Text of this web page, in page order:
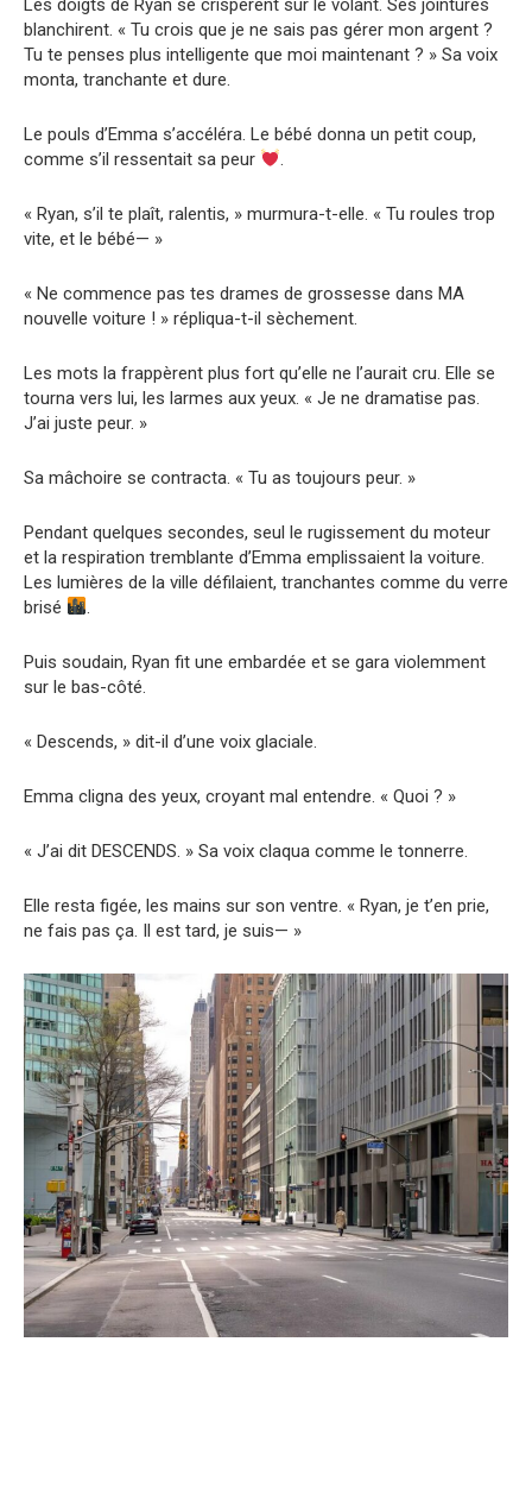
Les doigts de Ryan se crispèrent sur le volant. Ses jointures
blanchirent. « Tu crois que je ne sais pas gérer mon argent ?
Tu te penses plus intelligente que moi maintenant ? » Sa voix
monta, tranchante et dure.
Le pouls d’Emma s’accéléra. Le bébé donna un petit coup,
comme s’il ressentait sa peur
.
« Ryan, s’il te plaît, ralentis, » murmura-t-elle. « Tu roules trop
vite, et le bébé— »
« Ne commence pas tes drames de grossesse dans MA
nouvelle voiture ! » répliqua-t-il sèchement.
Les mots la frappèrent plus fort qu’elle ne l’aurait cru. Elle se
tourna vers lui, les larmes aux yeux. « Je ne dramatise pas.
J’ai juste peur. »
Sa mâchoire se contracta. « Tu as toujours peur. »
Pendant quelques secondes, seul le rugissement du moteur
et la respiration tremblante d’Emma emplissaient la voiture.
Les lumières de la ville défilaient, tranchantes comme du verre
brisé
.
Puis soudain, Ryan fit une embardée et se gara violemment
sur le bas-côté.
« Descends, » dit-il d’une voix glaciale.
Emma cligna des yeux, croyant mal entendre. « Quoi ? »
« J’ai dit DESCENDS. » Sa voix claqua comme le tonnerre.
Elle resta figée, les mains sur son ventre. « Ryan, je t’en prie,
ne fais pas ça. Il est tard, je suis— »